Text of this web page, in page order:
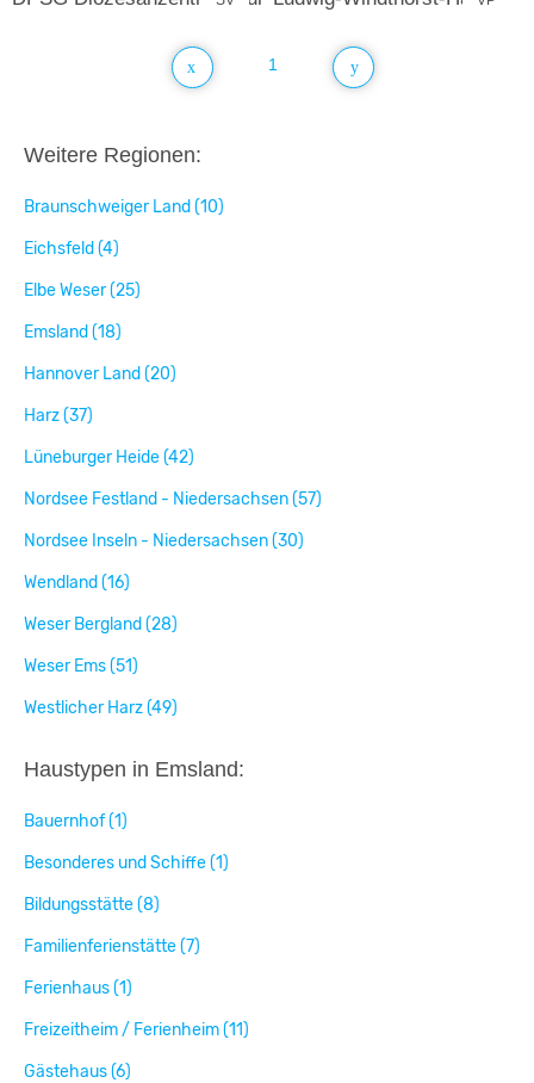
1
Weitere Regionen:
Braunschweiger Land (10)
Eichsfeld (4)
Elbe Weser (25)
Emsland (18)
Hannover Land (20)
Harz (37)
Lüneburger Heide (42)
Nordsee Festland - Niedersachsen (57)
Nordsee Inseln - Niedersachsen (30)
Wendland (16)
Weser Bergland (28)
Weser Ems (51)
Westlicher Harz (49)
Haustypen in Emsland:
Bauernhof (1)
Besonderes und Schiffe (1)
Bildungsstätte (8)
Familienferienstätte (7)
Ferienhaus (1)
Freizeitheim / Ferienheim (11)
Gästehaus (6)